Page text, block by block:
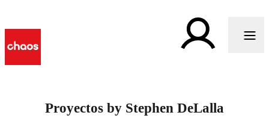
Proyectos by Stephen DeLalla